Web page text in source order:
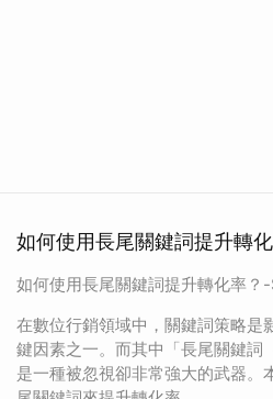
如何使用長尾關鍵詞提升轉
如何使用長尾關鍵詞提升轉化率？-
在數位行銷領域中，關鍵詞策略是
鍵因素之一。而其中「長尾關鍵詞
是一種被忽視卻非常強大的武器。